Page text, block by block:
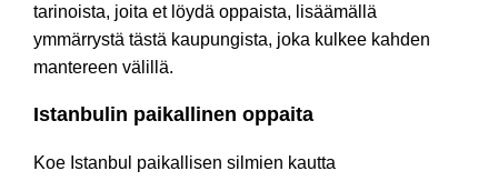
tarinoista, joita et löydä oppaista, lisäämällä
ymmärrystä tästä kaupungista, joka kulkee kahden
mantereen välillä.
Istanbulin paikallinen oppaita
Koe Istanbul paikallisen silmien kautta